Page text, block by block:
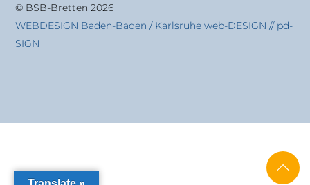
© BSB-Bretten 2026
WEBDESIGN Baden-Baden / Karlsruhe web-DESIGN // pd-
SIGN